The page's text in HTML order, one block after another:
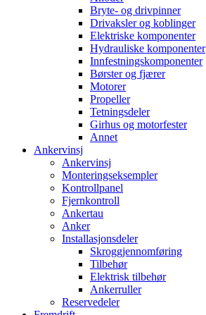
Bryte- og drivpinner
Drivaksler og koblinger
Elektriske komponenter
Hydrauliske komponenter
Innfestningskomponenter
Børster og fjærer
Motorer
Propeller
Tetningsdeler
Girhus og motorfester
Annet
Ankervinsj
Ankervinsj
Monteringseksempler
Kontrollpanel
Fjernkontroll
Ankertau
Anker
Installasjonsdeler
Skroggjennomføring
Tilbehør
Elektrisk tilbehør
Ankerruller
Reservedeler